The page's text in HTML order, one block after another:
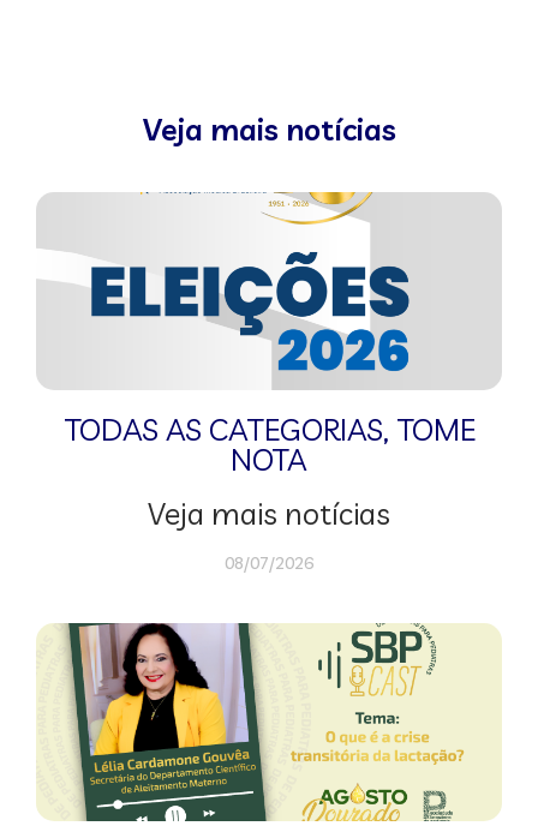
Veja mais notícias
TODAS AS CATEGORIAS, TOME
NOTA
Veja mais notícias
08/07/2026